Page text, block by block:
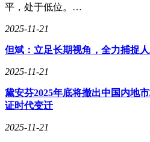
BOOX Nova Air的定位则突破传
屏配合4096级压感手写笔，将电
APP，甚至支持WPS办公套件。
功能配置也带来了较高的学习成
应操作逻辑。
汉王云书选择在便携性领域发力
通勤族的理想选择。该设备通过
平，处于低位。…
2025-11-21
但斌：立足长期视角，全力捕捉
2025-11-21
黛安芬2025年底将撤出中国内地
证时代变迁
2025-11-21